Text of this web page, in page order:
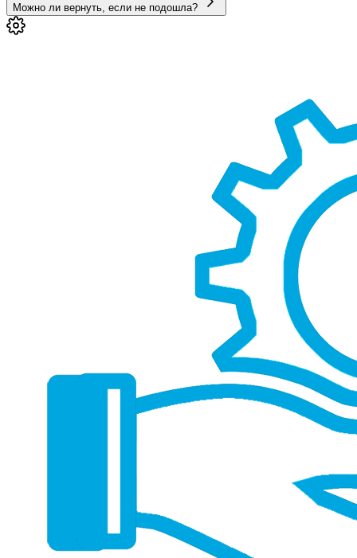
Можно ли вернуть, если не подошла?